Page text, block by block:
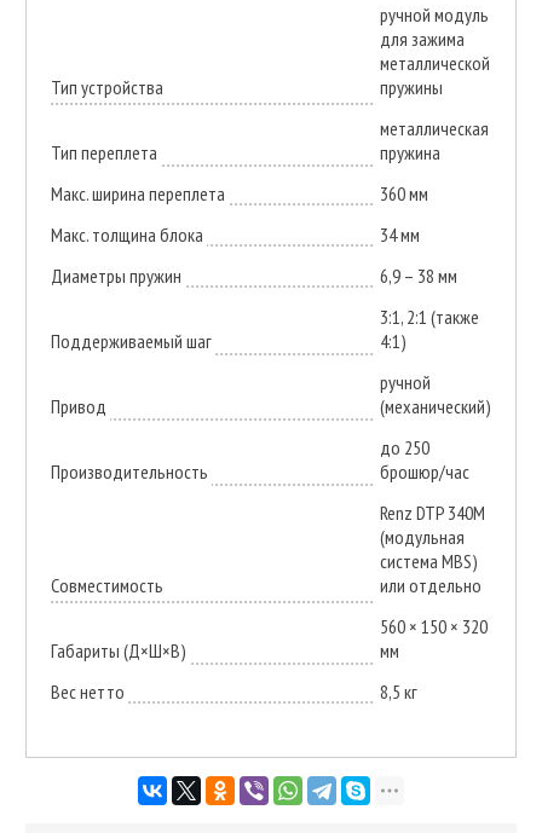
Тип устройства
ручной модуль
для зажима
металлической
пружины
Тип переплета
металлическая
пружина
Макс. ширина переплета
360 мм
Макс. толщина блока
34 мм
Диаметры пружин
6,9 – 38 мм
Поддерживаемый шаг
3:1, 2:1 (также
4:1)
Привод
ручной
(механический)
Производительность
до 250
брошюр/час
Совместимость
Renz DTP 340M
(модульная
система MBS)
или отдельно
Габариты (Д×Ш×В)
560 × 150 × 320
мм
Вес нетто
8,5 кг